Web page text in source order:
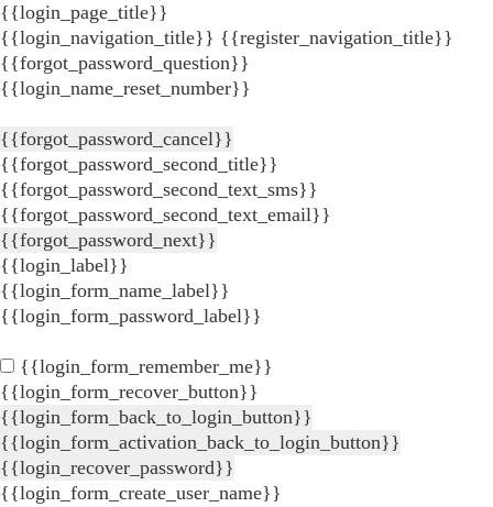
{{login_page_title}}
{{login_navigation_title}} {{register_navigation_title}}
{{forgot_password_question}}
{{login_name_reset_number}}
{{forgot_password_cancel}}
{{forgot_password_second_title}}
{{forgot_password_second_text_sms}}
{{forgot_password_second_text_email}}
{{forgot_password_next}}
{{login_label}}
{{login_form_name_label}}
{{login_form_password_label}}
{{login_form_remember_me}}
{{login_form_recover_button}}
{{login_form_back_to_login_button}}
{{login_form_activation_back_to_login_button}}
{{login_recover_password}}
{{login_form_create_user_name}}